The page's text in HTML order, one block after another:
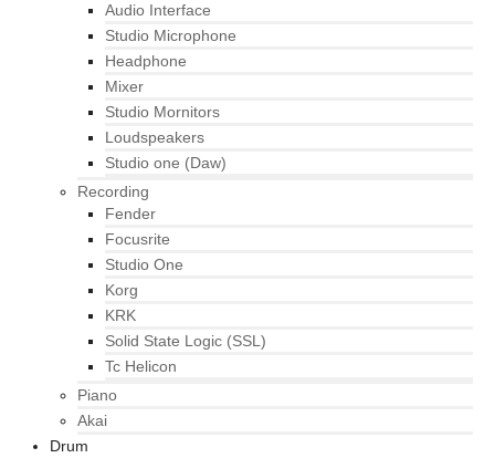
Audio Interface
Studio Microphone
Headphone
Mixer
Studio Mornitors
Loudspeakers
Studio one (Daw)
Recording
Fender
Focusrite
Studio One
Korg
KRK
Solid State Logic (SSL)
Tc Helicon
Piano
Akai
Drum